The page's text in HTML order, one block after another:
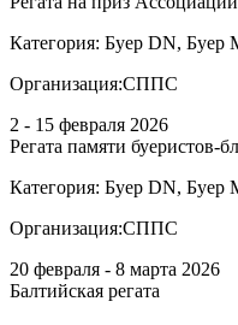
Категория: Буер DN, Буер
Организация:СППС
2 - 15 февраля 2026
Регата памяти буеристов-
Категория: Буер DN, Буер
Организация:СППС
20 февраля - 8 марта 2026
Балтийская регата